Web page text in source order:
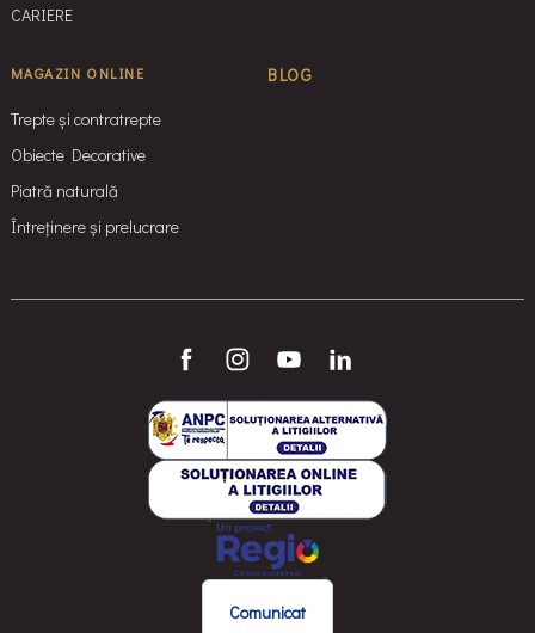
CARIERE
MAGAZIN ONLINE
Trepte și contratrepte
Obiecte Decorative
Piatră naturală
Întreținere și prelucrare
BLOG
Comunicat